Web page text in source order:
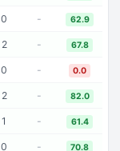
0 - 62.9
2 - 67.8
0 - 0.0
2 - 82.0
1 - 61.4
0 - 70.8